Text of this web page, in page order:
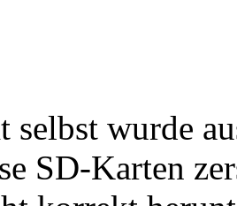
selbst wurde
SD-Karten